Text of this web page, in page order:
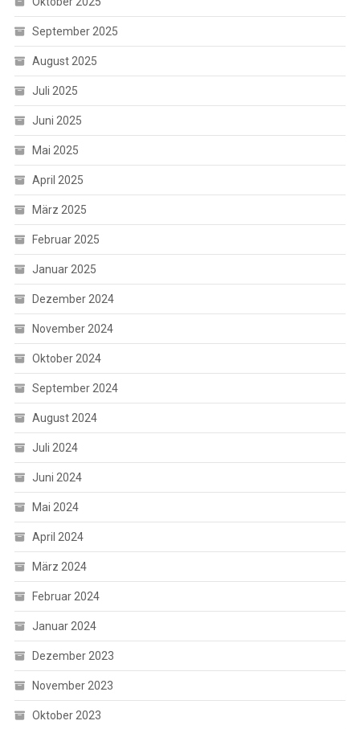
September 2025
August 2025
Juli 2025
Juni 2025
Mai 2025
April 2025
März 2025
Februar 2025
Januar 2025
Dezember 2024
November 2024
Oktober 2024
September 2024
August 2024
Juli 2024
Juni 2024
Mai 2024
April 2024
März 2024
Februar 2024
Januar 2024
Dezember 2023
November 2023
Oktober 2023